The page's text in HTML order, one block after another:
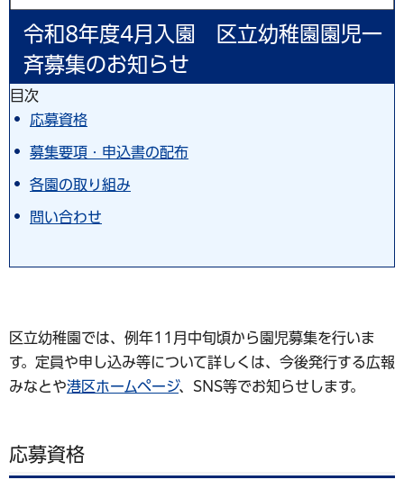
令和8年度4月入園 区立幼稚園園児一
斉募集のお知らせ
目次
応募資格
募集要項・申込書の配布
各園の取り組み
問い合わせ
区立幼稚園では、例年11月中旬頃から園児募集を行いま
す。定員や申し込み等について詳しくは、今後発行する広報
みなとや港区ホームページ、SNS等でお知らせします。
応募資格